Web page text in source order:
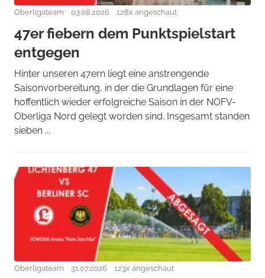
Oberligateam 03.08.2026 128x angeschaut
47er fiebern dem Punktspielstart
entgegen
Hinter unseren 47ern liegt eine anstrengende
Saisonvorbereitung, in der die Grundlagen für eine
hoffentlich wieder erfolgreiche Saison in der NOFV-
Oberliga Nord gelegt worden sind. Insgesamt standen
sieben ...
Oberligateam 31.07.2026 123x angeschaut